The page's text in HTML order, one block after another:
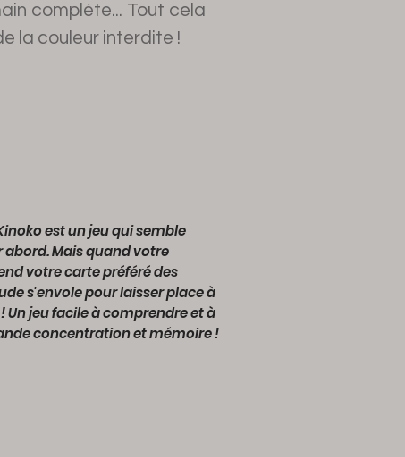
complète... Tout cela
la couleur interdite !
est un jeu qui semble
Mais quand votre
votre carte préféré des
s'envole pour laisser place à
Un jeu facile à comprendre et à
concentration et mémoire !